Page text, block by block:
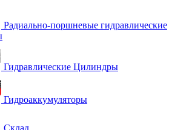
Радиально-поршневые гидравлические
Гидравлические Цилиндры
Гидроаккумуляторы
Склад